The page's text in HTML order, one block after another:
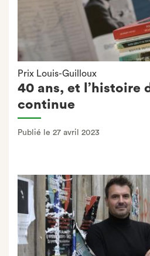
Prix Louis-Guilloux
40 ans, et l’histoire
continue
Publié le 27 avril 2023